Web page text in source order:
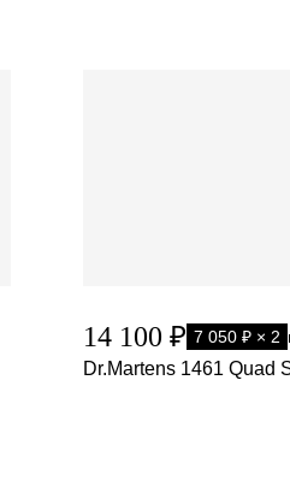
14 100 ₽ 7 050 ₽ × 2
Dr.Martens 1461 Quad